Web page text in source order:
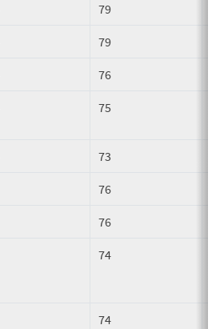
79
79
76
75
73
76
76
74
74